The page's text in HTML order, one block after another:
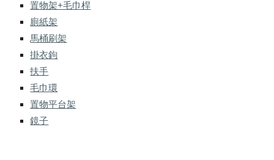
置物架+毛巾桿
廁紙架
馬桶刷架
掛衣鉤
扶手
毛巾環
置物平台架
鏡子